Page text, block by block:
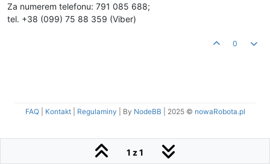
Za numerem telefonu: 791 085 688;
tel. +38 (099) 75 88 359 (Viber)
0
1 z 1
FAQ| Kontakt| Regulaminy | By NodeBB 2025 © nowaRobota.pl